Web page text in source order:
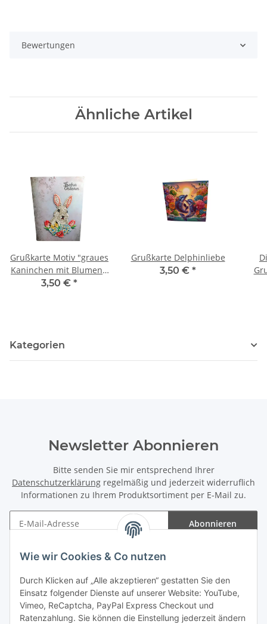
Wie wir Cookies & Co nutzen
Durch Klicken auf „Alle akzeptieren“ gestatten Sie den
Einsatz folgender Dienste auf unserer Website: YouTube,
Vimeo, ReCaptcha, PayPal Express Checkout und
Ratenzahlung. Sie können die Einstellung jederzeit ändern
Bewertungen
Ähnliche Artikel
Grußkarte Motiv "graues
Kaninchen mit Blumen",
Schriftzug "Frohe
3,50 € *
Grußkarte Delphinliebe
3,50 € *
Kategorien
Newsletter Abonnieren
Bitte senden Sie mir entsprechend Ihrer
Datenschutzerklärung regelmäßig und jederzeit widerruflich
Informationen zu Ihrem Produktsortiment per E-Mail zu.
Abonnieren
Gesetzliche Informationen